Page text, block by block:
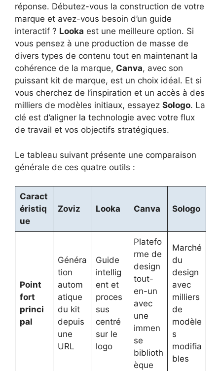
réponse. Débutez-vous la construction de votre
marque et avez-vous besoin d’un guide
interactif ? Looka est une meilleure option. Si
vous pensez à une production de masse de
divers types de contenu tout en maintenant la
cohérence de la marque, Canva, avec son
puissant kit de marque, est un choix idéal. Et si
vous cherchez de l’inspiration et un accès à des
milliers de modèles initiaux, essayez Sologo. La
clé est d’aligner la technologie avec votre flux
de travail et vos objectifs stratégiques.
Le tableau suivant présente une comparaison
générale de ces quatre outils :
Caract
éristiq
ue
Zoviz Looka Canva Sologo
Point
fort
princi
pal
Généra
tion
autom
atique
du kit
depuis
une
URL
Guide
intellig
ent et
proces
sus
centré
sur le
logo
Platefo
rme de
design
tout-
en-un
avec
une
immen
se
biblioth
èque
Marché
du
design
avec
milliers
de
modèle
s
modifia
bles